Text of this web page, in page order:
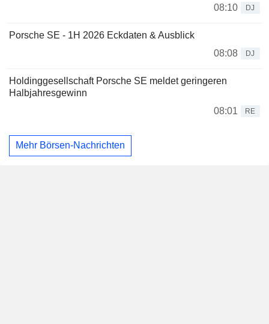
08:10
DJ
Porsche SE - 1H 2026 Eckdaten & Ausblick
08:08
DJ
Holdinggesellschaft Porsche SE meldet geringeren
Halbjahresgewinn
08:01
RE
Mehr Börsen-Nachrichten